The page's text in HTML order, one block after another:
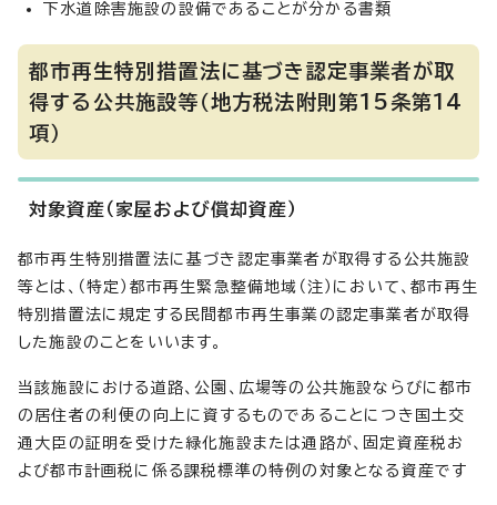
下水道除害施設の設備であることが分かる書類
都市再生特別措置法に基づき認定事業者が取
得する公共施設等（地方税法附則第15条第14
項）
対象資産（家屋および償却資産）
都市再生特別措置法に基づき認定事業者が取得する公共施設
等とは、（特定）都市再生緊急整備地域（注）において、都市再生
特別措置法に規定する民間都市再生事業の認定事業者が取得
した施設のことをいいます。
当該施設における道路、公園、広場等の公共施設ならびに都市
の居住者の利便の向上に資するものであることにつき国土交
通大臣の証明を受けた緑化施設または通路が、固定資産税お
よび都市計画税に係る課税標準の特例の対象となる資産です